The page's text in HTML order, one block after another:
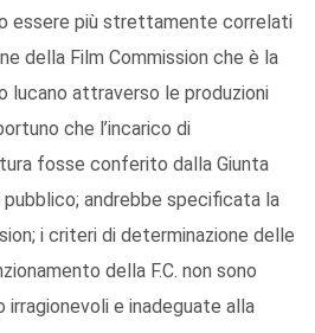
essere più strettamente correlati
della Film Commission che è la
lucano attraverso le produzioni
che l’incarico di
fosse conferito dalla Giunta
pubblico; andrebbe specificata la
i criteri di determinazione delle
della F.C. non sono
irragionevoli e inadeguate alla